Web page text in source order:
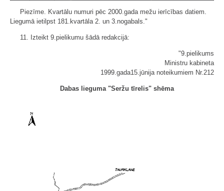
Piezīme. Kvartālu numuri pēc 2000.gada mežu ierīcības datiem.
Liegumā ietilpst 181.kvartāla 2. un 3.nogabals."
11. Izteikt 9.pielikumu šādā redakcijā:
"9.pielikums
Ministru kabineta
1999.gada15.jūnija noteikumiem Nr.212
Dabas lieguma "Seržu tīrelis" shēma